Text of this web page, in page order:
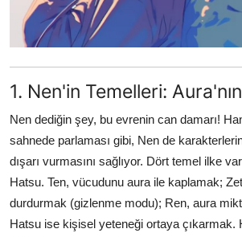
1. Nen'in Temelleri:
Nen dediğin şey, bu evrenin can damarı!
sahnede parlaması gibi, Nen de
dışarı vurmasını sağlıyor. Dört temel ilke
Hatsu. Ten, vücudunu aura ile kaplamak;
durdurmak (gizlenme modu); Ren, aura
Hatsu ise kişisel yeteneği ortaya çıkarmak.